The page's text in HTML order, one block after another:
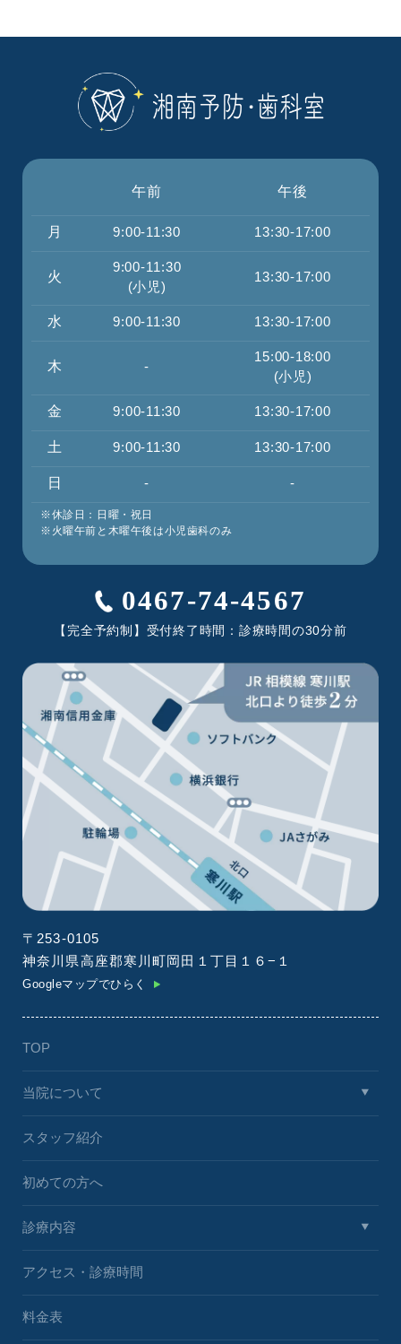
午前 午後
月 9:00-11:30 13:30-17:00
火
9:00-11:30
(小児)
13:30-17:00
水 9:00-11:30 13:30-17:00
木 -
15:00-18:00
(小児)
金 9:00-11:30 13:30-17:00
土 9:00-11:30 13:30-17:00
日 - -
※休診日：日曜・祝日
※火曜午前と木曜午後は小児歯科のみ
0467-74-4567
【完全予約制】受付終了時間：診療時間の30分前
〒253-0105
神奈川県高座郡寒川町岡田１丁目１６−１
Googleマップでひらく
TOP
当院について
スタッフ紹介
初めての方へ
診療内容
アクセス・診療時間
料金表